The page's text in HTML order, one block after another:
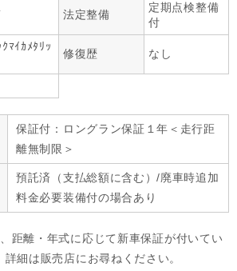
法定整備
定期点検整備
付
ｸﾏｲｶﾒﾀﾘｯ
修復歴 なし
保証付：ロングラン保証１年＜走行距
離無制限＞
預託済（支払総額に含む）/廃車時追加
料金必要装備付の場合あり
距離・年式に応じて新車保証が付いてい
細は販売店にお尋ねください。